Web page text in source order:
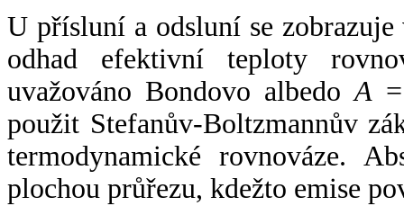
U přísluní a odsluní se
odhad efektivní teploty
uvažováno Bondovo albedoA
použit Stefanův-Boltzmannův
termodynamické rovnováze.
plochou průřezu, kdežto emise